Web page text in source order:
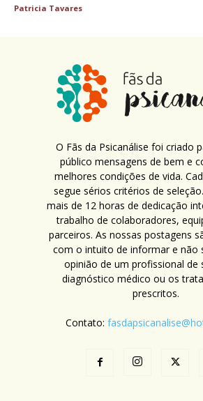
Patricia Tavares
O Fãs da Psicanálise foi criado
público mensagens de bem e
melhores condições de vida.
segue sérios critérios de
mais de 12 horas de dedicação
trabalho de colaboradores,
parceiros. As nossas postagens
com o intuito de informar e não
opinião de um profissional de
diagnóstico médico ou os
prescritos.
Contato: